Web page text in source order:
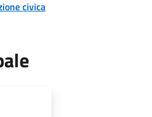
civica